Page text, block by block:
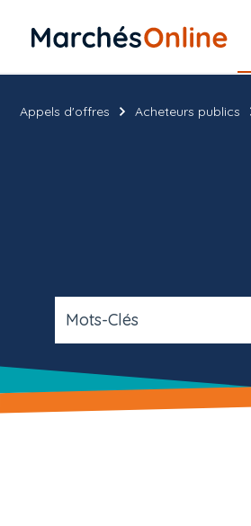
Mots-Clés
Appels d'offres Acheteurs publics